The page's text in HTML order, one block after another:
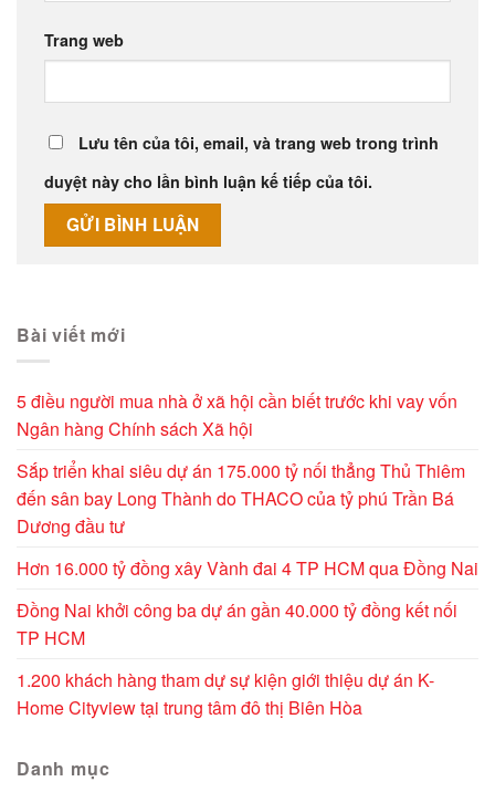
Trang web
Lưu tên của tôi, email, và trang web trong trình
duyệt này cho lần bình luận kế tiếp của tôi.
Bài viết mới
5 điều người mua nhà ở xã hội cần biết trước khi vay vốn
Ngân hàng Chính sách Xã hội
Sắp triển khai siêu dự án 175.000 tỷ nối thẳng Thủ Thiêm
đến sân bay Long Thành do THACO của tỷ phú Trần Bá
Dương đầu tư
Hơn 16.000 tỷ đồng xây Vành đai 4 TP HCM qua Đồng Nai
Đồng Nai khởi công ba dự án gần 40.000 tỷ đồng kết nối
TP HCM
1.200 khách hàng tham dự sự kiện giới thiệu dự án K-
Home Cityview tại trung tâm đô thị Biên Hòa
Danh mục